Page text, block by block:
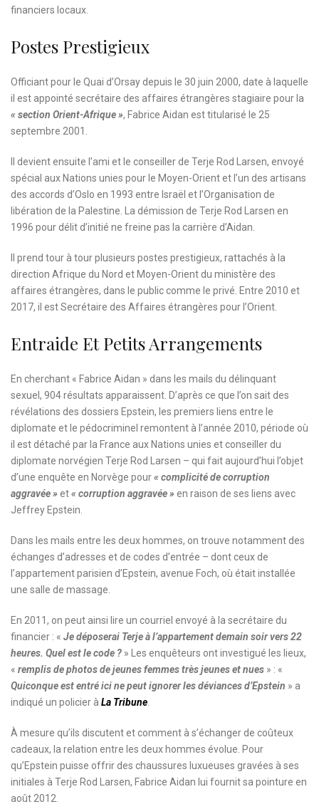
financiers locaux.
Postes Prestigieux
Officiant pour le Quai d’Orsay depuis le 30 juin 2000, date à laquelle
il est appointé secrétaire des affaires étrangères stagiaire pour la
« section Orient-Afrique », Fabrice Aidan est titularisé le 25
septembre 2001.
Il devient ensuite l’ami et le conseiller de Terje Rod Larsen, envoyé
spécial aux Nations unies pour le Moyen-Orient et l’un des artisans
des accords d’Oslo en 1993 entre Israël et l’Organisation de
libération de la Palestine. La démission de Terje Rod Larsen en
1996 pour délit d’initié ne freine pas la carrière d’Aidan.
Il prend tour à tour plusieurs postes prestigieux, rattachés à la
direction Afrique du Nord et Moyen-Orient du ministère des
affaires étrangères, dans le public comme le privé. Entre 2010 et
2017, il est Secrétaire des Affaires étrangères pour l’Orient.
Entraide Et Petits Arrangements
En cherchant « Fabrice Aidan » dans les mails du délinquant
sexuel, 904 résultats apparaissent. D’après ce que l’on sait des
révélations des dossiers Epstein, les premiers liens entre le
diplomate et le pédocriminel remontent à l’année 2010, période où
il est détaché par la France aux Nations unies et conseiller du
diplomate norvégien Terje Rod Larsen – qui fait aujourd’hui l’objet
d’une enquête en Norvège pour« complicité de corruption
aggravée »et« corruption aggravée »en raison de ses liens avec
Jeffrey Epstein.
Dans les mails entre les deux hommes, on trouve notamment des
échanges d’adresses et de codes d’entrée – dont ceux de
l’appartement parisien d’Epstein, avenue Foch, où était installée
une salle de massage.
En 2011, on peut ainsi lire un courriel envoyé à la secrétaire du
financier : « Je déposerai Terje à l’appartement demain soir vers 22
heures. Quel est le code ? » Les enquêteurs ont investigué les lieux,
« remplis de photos de jeunes femmes très jeunes et nues » : «
Quiconque est entré ici ne peut ignorer les déviances d’Epstein » a
indiqué un policier à La Tribune
À mesure qu’ils discutent et comment à s’échanger de coûteux
cadeaux, la relation entre les deux hommes évolue. Pour
qu’Epstein puisse offrir des chaussures luxueuses gravées à ses
initiales à Terje Rod Larsen, Fabrice Aidan lui fournit sa pointure en
août 2012.